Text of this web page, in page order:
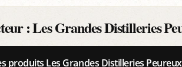
:Les Grandes Distilleries
produits Les Grandes Distilleries